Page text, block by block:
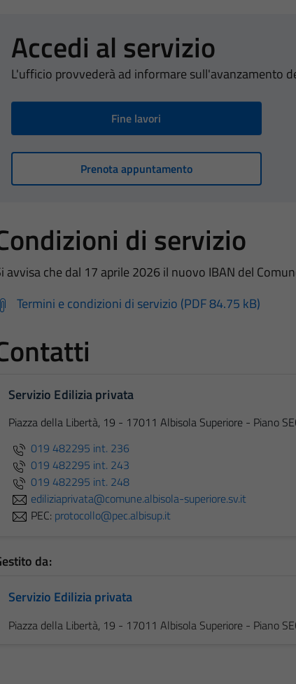
Accedi al servizio
L'ufficio provvederà ad informare sull'avanzamento
Fine lavori
Prenota appuntamento
di servizio
avvisa che dal 17 aprile 2026 il nuovo IBAN del
Termini e condizioni di servizio (PDF 84.75 kB)
Servizio Edilizia privata
Piazza della Libertà, 19 - 17011 Albisola Superiore - Piano
019 482295 int. 236
019 482295 int. 243
019 482295 int. 248
ediliziaprivata@comune.albisola-superiore.sv.it
PEC: protocollo@pec.albisup.it
da:
Servizio Edilizia privata
Piazza della Libertà, 19 - 17011 Albisola Superiore - Piano